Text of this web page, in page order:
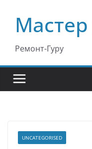
содержимому
Ремонт-Гуру
UNCATEGORISED